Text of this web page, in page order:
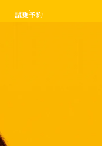
試乗予約